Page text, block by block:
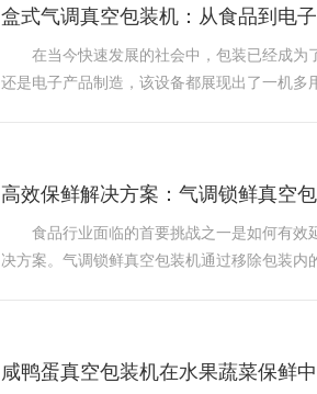
盒式气调真空包装机：从食品到电
在当今快速发展的社会中，包装已经成
还是电子产品制造，该设备都展现出了一机
高效保鲜解决方案：气调锁鲜真空
食品行业面临的首要挑战之一是如何有
决方案。气调锁鲜真空包装机通过移除包装
咸鸭蛋真空包装机在水果蔬菜保鲜